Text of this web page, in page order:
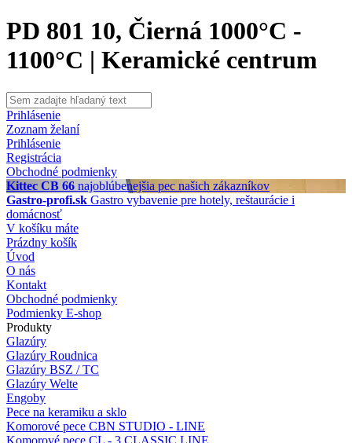
PD 801 10, Čierná 1000°C -
1100°C | Keramické centrum
Prihlásenie
Zoznam želaní
Prihlásenie
Registrácia
Obchodné podmienky
Kittec CB 66 najoblúbenejšia pec našich zákazníkov
Gastro-profi.sk Gastro vybavenie pre hotely, reštaurácie i
domácnosť
V košíku máte
Prázdny košík
Úvod
O nás
Kontakt
Obchodné podmienky
Podmienky E-shop
Produkty
Glazúry
Glazúry Roudnica
Glazúry BSZ / TC
Glazúry Welte
Engoby
Pece na keramiku a sklo
Komorové pece CBN STUDIO - LINE
Komorové pece CL - 3 CLASSIC LINE